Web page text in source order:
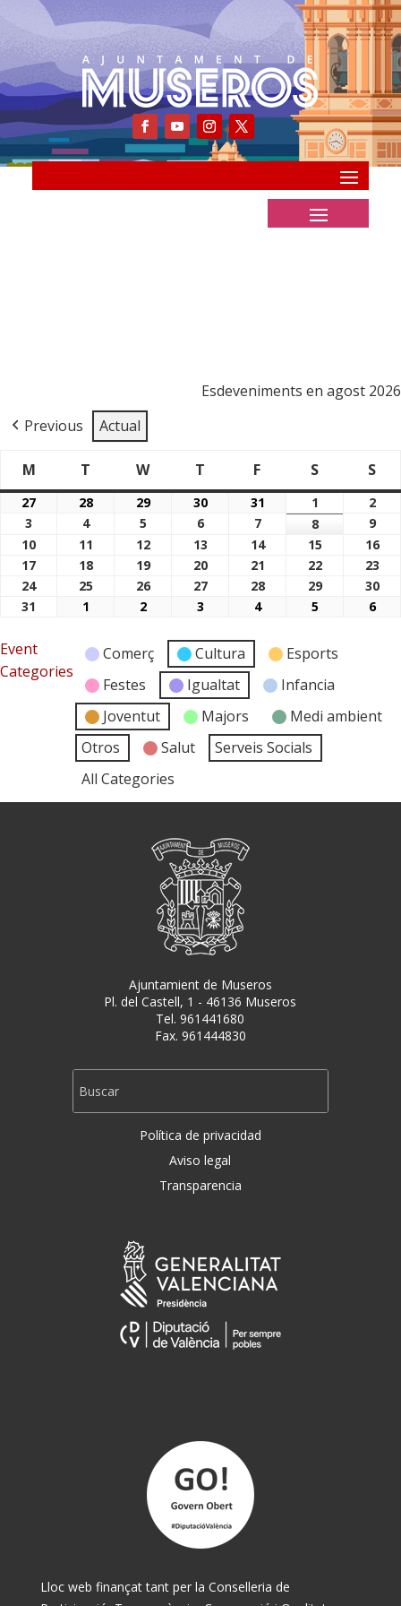
Esdeveniments en agost 2026
Previous
Actual
M
Dilluns
T Dimarts
WDimecres
T F Divendres
S Dissabte
S
27 27/07/2026
28 28/07/2026
2929/07/2026
30 30/07/2026
31 31/07/2026
1 01/08/2026
2
3
03/08/2026
404/08/2026
5 05/08/2026
6 06/08/2026
7 07/08/2026
808/08/2026
9
10 10/08/2026
11 11/08/2026
12 12/08/2026
13 13/08/2026
1414/08/2026
15 15/08/2026
16
17 17/08/2026
18 18/08/2026
19 19/08/2026
20 20/08/2026
21 21/08/2026
22 22/08/2026
23
24 24/08/2026
25 25/08/2026
26 26/08/2026
27 27/08/2026
28 28/08/2026
29 29/08/2026
30
31
31/08/2026
1 01/09/2026
2 02/09/2026
3 03/09/2026
404/09/2026
5 05/09/2026
606/
Event
Categories
Comerç Cultura
Esports
Festes
Igualtat
Infancia
Joventut
Majors
Medi ambient
Otros
Salut
Serveis Socials
All Categories
Ajuntamient de Museros
Pl. del Castell, 1 - 46136 Museros
Tel. 961441680
Fax. 961444830
Política de privacidad
Aviso legal
Transparencia
Lloc web finançat tant per la Conselleria de